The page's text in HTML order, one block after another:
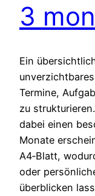
3
Ein
Termine,
zu
dabei einen
Monate
A4‑Blatt,
oder
überblicken